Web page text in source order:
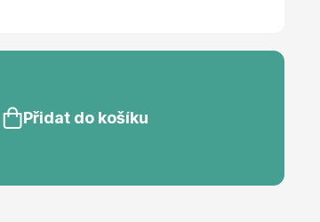
Přidat do košíku